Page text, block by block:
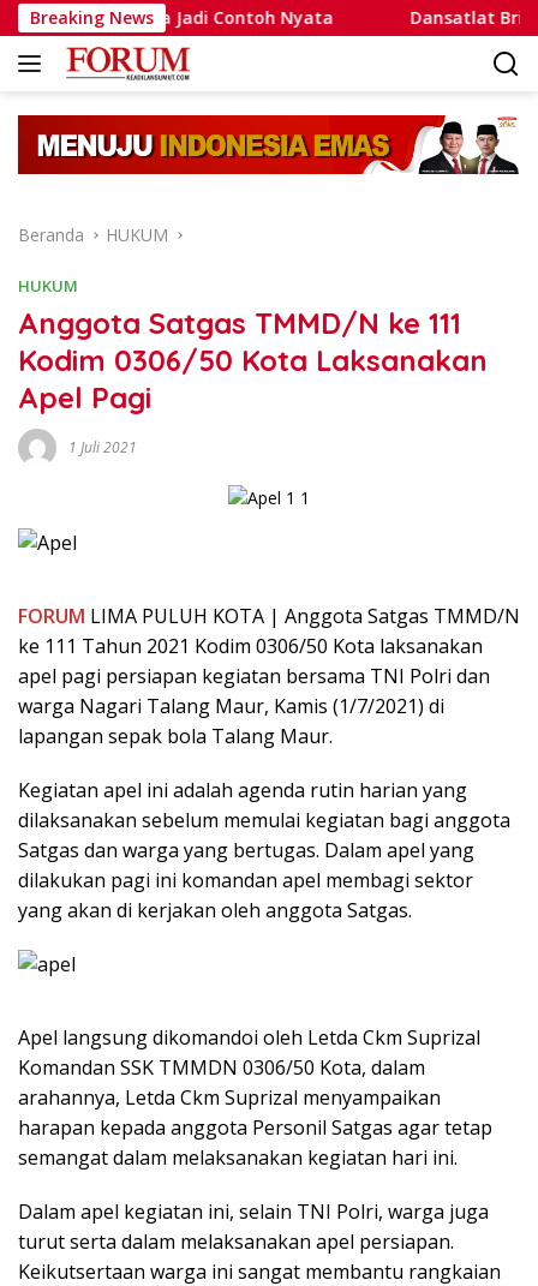
Langsung
ke
konten
Breaking News
Aulia Jadi Contoh Nyata Dansatlat Brimob
Beranda HUKUM
HUKUM
Anggota Satgas TMMD/N ke 111
Kodim 0306/50 Kota Laksanakan
Apel Pagi
1 Juli 2021
FORUM LIMA PULUH KOTA | Anggota Satgas TMMD/N
ke 111 Tahun 2021 Kodim 0306/50 Kota laksanakan
apel pagi persiapan kegiatan bersama TNI Polri dan
warga Nagari Talang Maur, Kamis (1/7/2021) di
lapangan sepak bola Talang Maur.
Kegiatan apel ini adalah agenda rutin harian yang
dilaksanakan sebelum memulai kegiatan bagi anggota
Satgas dan warga yang bertugas. Dalam apel yang
dilakukan pagi ini komandan apel membagi sektor
yang akan di kerjakan oleh anggota Satgas.
Apel langsung dikomandoi oleh Letda Ckm Suprizal
Komandan SSK TMMDN 0306/50 Kota, dalam
arahannya, Letda Ckm Suprizal menyampaikan
harapan kepada anggota Personil Satgas agar tetap
semangat dalam melaksanakan kegiatan hari ini.
Dalam apel kegiatan ini, selain TNI Polri, warga juga
turut serta dalam melaksanakan apel persiapan.
Keikutsertaan warga ini sangat membantu rangkaian